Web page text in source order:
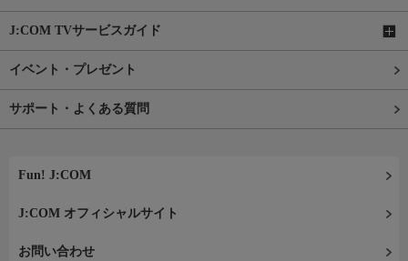
J:COM TVサービスガイド
イベント・プレゼント
サポート・よくある質問
Fun! J:COM
J:COM オフィシャルサイト
お問い合わせ